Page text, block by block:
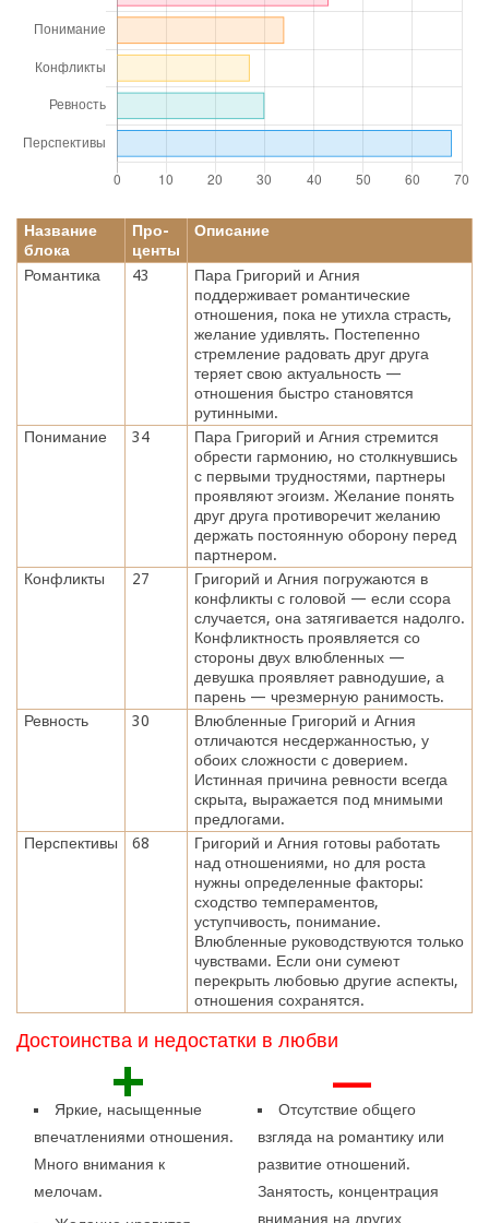
Название
блока
Про-
центы
Описание
Романтика 43
Пара Григорий и Агния
поддерживает романтические
отношения, пока не утихла страсть,
желание удивлять. Постепенно
стремление радовать друг друга
теряет свою актуальность —
отношения быстро становятся
рутинными.
Понимание
34
Пара Григорий и Агния стремится
обрести гармонию, но столкнувшись
с первыми трудностями, партнеры
проявляют эгоизм. Желание понять
друг друга противоречит желанию
держать постоянную оборону перед
партнером.
Конфликты
27
Григорий и Агния погружаются в
конфликты с головой — если ссора
случается, она затягивается надолго.
Конфликтность проявляется со
стороны двух влюбленных —
девушка проявляет равнодушие, а
парень — чрезмерную ранимость.
Ревность
30
Влюбленные Григорий и Агния
отличаются несдержанностью, у
обоих сложности с доверием.
Истинная причина ревности всегда
скрыта, выражается под мнимыми
предлогами.
Перспективы
68
Григорий и Агния готовы работать
над отношениями, но для роста
нужны определенные факторы:
сходство темпераментов,
уступчивость, понимание.
Влюбленные руководствуются только
чувствами. Если они сумеют
перекрыть любовью другие аспекты,
отношения сохранятся.
Достоинства и недостатки в любви
+
Яркие, насыщенные
впечатлениями отношения.
Много внимания к
мелочам.
—
Отсутствие общего
взгляда на романтику или
развитие отношений.
Занятость, концентрация
внимания на других